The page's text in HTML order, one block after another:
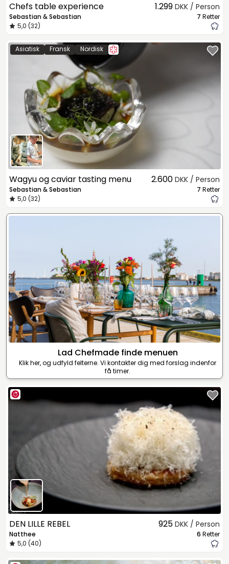
Chefs table experience
Sebastian & Sebastian
5,0 (32)
1.299 DKK / Person
7 Retter
Asiatisk Fransk Nordisk
Wagyu og caviar tasting menu
Sebastian & Sebastian
5,0 (32)
2.600 DKK / Person
7 Retter
Lad Chefmade finde menuen
Klik her, og udfyld felterne. Vi kontakter dig med forslag indenfor
få timer.
DEN LILLE REBEL
Natthee
5,0 (40)
925 DKK / Person
6 Retter